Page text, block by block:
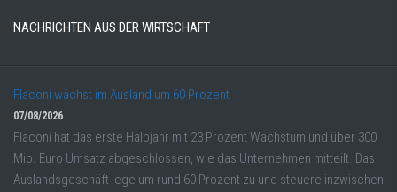
NACHRICHTEN AUS DER WIRTSCHAFT
Flaconi wächst im Ausland um 60 Prozent
07/08/2026
Flaconi hat das erste Halbjahr mit 23 Prozent Wachstum und über 300
Mio. Euro Umsatz abgeschlossen, wie das Unternehmen mitteilt. Das
Auslandsgeschäft lege um rund 60 Prozent zu und steuere inzwischen